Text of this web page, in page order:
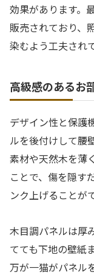
効果があります。
販売されており、
染むよう工夫され
高級感のあるお
デザイン性と保護
ルを後付けして腰
素材や天然木を薄
ことで、傷を隠す
ンク上げることが
木目調パネルは厚
てても下地の壁紙
万が一猫がパネル